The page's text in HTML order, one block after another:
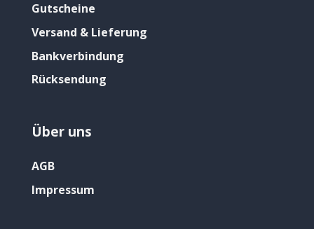
Gutscheine
Versand & Lieferung
Bankverbindung
Rücksendung
Über uns
AGB
Impressum